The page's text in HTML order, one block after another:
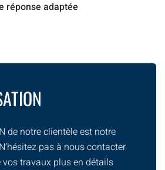
réponse adaptée
de notre clientèle est notre
pas à nous contacter
travaux plus en détails